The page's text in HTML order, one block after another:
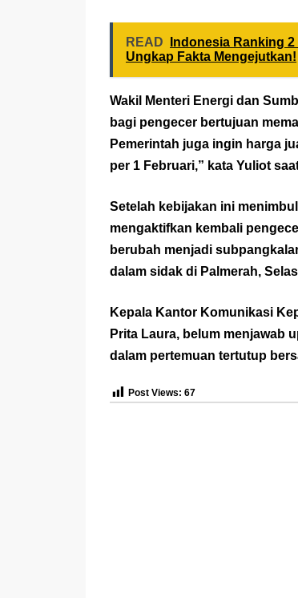
READ
Indonesia Ranking
Ungkap Fakta Mengejutkan!
Wakil Menteri Energi dan
bagi pengecer bertujuan
Pemerintah juga ingin harga
per 1 Februari,” kata Yuliot
Setelah kebijakan ini
mengaktifkan kembali
berubah menjadi
dalam sidak di Palmerah,
Kepala Kantor Komunikasi
Prita Laura, belum menjawab
dalam pertemuan tertutup
Post Views: 67